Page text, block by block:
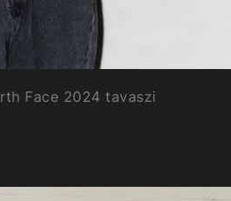
Face 2024 tavaszi